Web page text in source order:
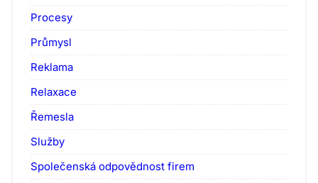
Procesy
Průmysl
Reklama
Relaxace
Řemesla
Služby
Společenská odpovědnost firem